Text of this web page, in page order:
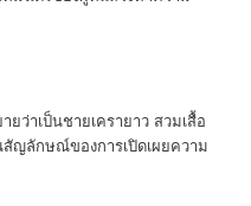
าเป็นชายเครายาว สวมเสื้อ
สัญลักษณ์ของการเปิดเผยความ